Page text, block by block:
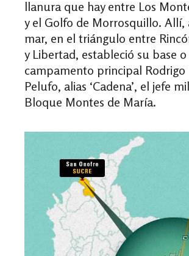
llanura que hay entre Los
y el Golfo de Morrosquillo. Allí,
mar, en el triángulo entre
y Libertad, estableció su base o
campamento principal Rodrigo
Pelufo, alias ‘Cadena’, el jefe
Bloque Montes de María.